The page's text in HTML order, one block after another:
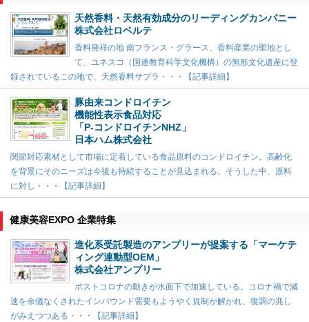
天然香料・天然有効成分のリーディングカンパニー
株式会社ロベルテ
香料発祥の地 南フランス・グラース。香料産業の聖地とし
て、ユネスコ（国連教育科学文化機構）の無形文化遺産に登
録されているこの地で、天然香料サプラ・・・【記事詳細】
豚由来コンドロイチン
機能性表示食品対応
「P-コンドロイチンNHZ」
日本ハム株式会社
関節対応素材として市場に定着している食品原料のコンドロイチン。高齢化
を背景にそのニーズは今後も持続することが見込まれる。そうした中、原料
に対し・・・【記事詳細】
健康美容EXPO 企業特集
進化系受託製造のアンプリーが提案する「マーケテ
ィング連動型OEM」
株式会社アンプリー
ポストコロナの動きが水面下で加速している。コロナ禍で減
速を余儀なくされたインバウンド需要もようやく規制が解かれ、復調の兆し
がみえつつある・・・【記事詳細】